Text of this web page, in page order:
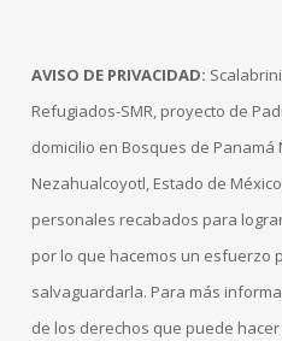
AVISO DE PRIVACIDAD:
Refugiados-SMR, proyecto de
domicilio en Bosques de Panamá
Nezahualcoyotl, Estado de
personales recabados para
por lo que hacemos un esfuerzo
salvaguardarla. Para más
de los derechos que puede